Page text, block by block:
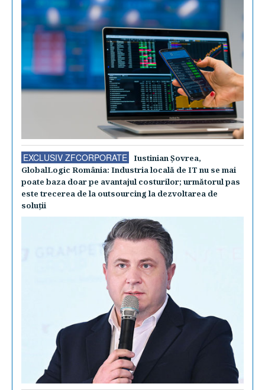
EXCLUSIV ZFCORPORATE
Iustinian Şovrea,
GlobalLogic România: Industria locală de IT nu se mai
poate baza doar pe avantajul costurilor; următorul pas
este trecerea de la outsourcing la dezvoltarea de
soluţii